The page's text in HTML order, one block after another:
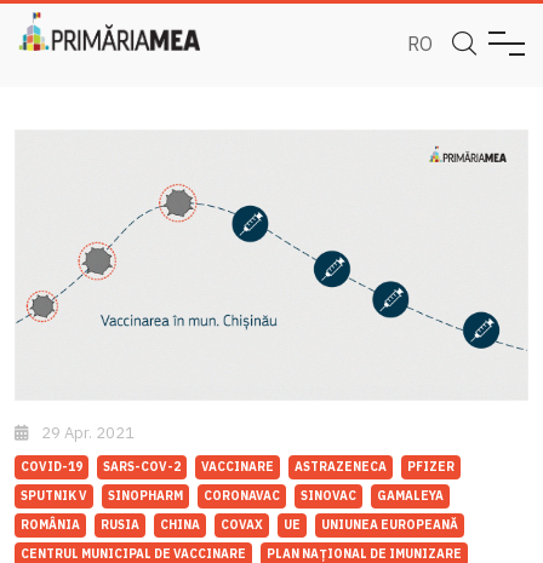
RO
29 Apr. 2021
COVID-19 SARS-COV-2 VACCINARE ASTRAZENECA
PFIZER
SPUTNIK V
SINOPHARM CORONAVAC SINOVAC
GAMALEYA
ROMÂNIA
RUSIA CHINA COVAX UE
UNIUNEA EUROPEANĂ
CENTRUL MUNICIPAL DE VACCINARE
PLAN NAȚIONAL DE IMUNIZARE